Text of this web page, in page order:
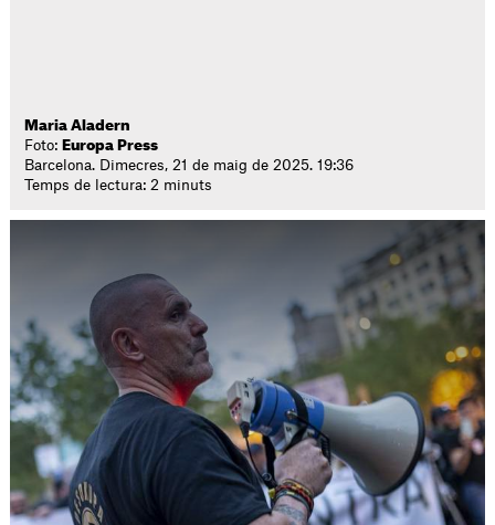
Maria Aladern
Foto: Europa Press
Barcelona. Dimecres, 21 de maig de 2025. 19:36
Temps de lectura: 2 minuts